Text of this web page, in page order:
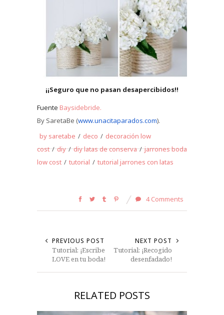
¡¡Seguro que no pasan desapercibidos!!
Fuente Baysidebride.
By SaretaBe (www.unacitaparados.com).
by saretabe / deco / decoración low
cost / diy / diy latas de conserva / jarrones boda
low cost / tutorial / tutorial jarrones con latas
4 Comments
PREVIOUS POST
Tutorial: ¡Escribe
LOVE en tu boda!
NEXT POST
Tutorial: ¡Recogido
desenfadado!
RELATED POSTS